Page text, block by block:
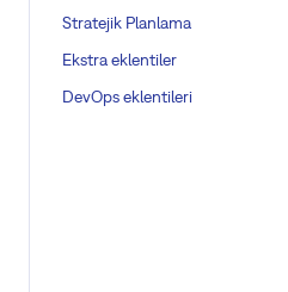
Stratejik Planlama
Ekstra eklentiler
DevOps eklentileri